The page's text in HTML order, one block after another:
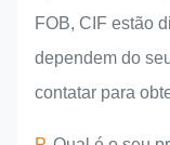
FOB, CIF estão
dependem do
contatar para